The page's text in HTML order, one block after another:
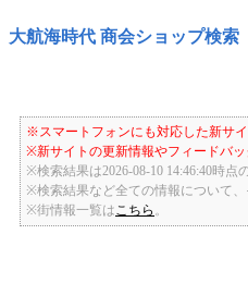
大航海時代 商会ショップ検索
※スマートフォンにも対応した新サ
※新サイトの更新情報やフィードバッ
※検索結果は2026-08-10 14:46:40時
※検索結果など全ての情報について
※街情報一覧は こちら